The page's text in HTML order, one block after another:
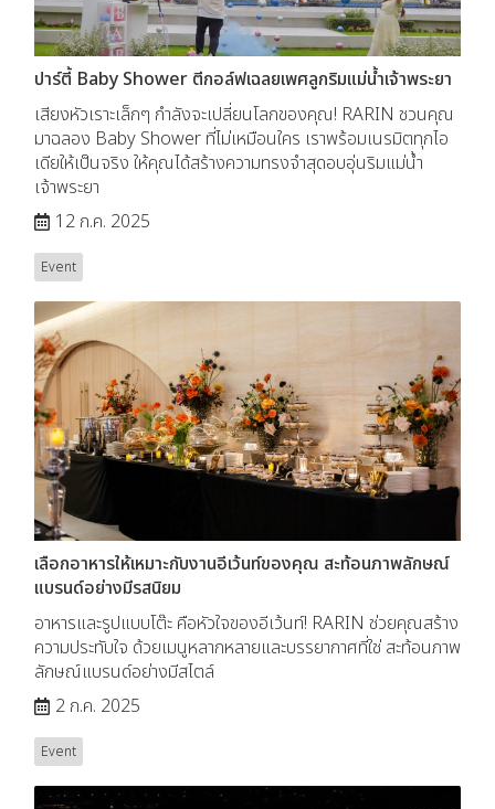
ปาร์ตี้ Baby Shower ตีกอล์ฟเฉลยเพศลูกริมแม่น้ำเจ้าพระยา
เสียงหัวเราะเล็กๆ กำลังจะเปลี่ยนโลกของคุณ! RARIN ชวนคุณ
มาฉลอง Baby Shower ที่ไม่เหมือนใคร เราพร้อมเนรมิตทุกไอ
เดียให้เป็นจริง ให้คุณได้สร้างความทรงจำสุดอบอุ่นริมแม่น้ำ
เจ้าพระยา
12 ก.ค. 2025
Event
เลือกอาหารให้เหมาะกับงานอีเว้นท์ของคุณ สะท้อนภาพลักษณ์
แบรนด์อย่างมีรสนิยม
อาหารและรูปแบบโต๊ะ คือหัวใจของอีเว้นท์! RARIN ช่วยคุณสร้าง
ความประทับใจ ด้วยเมนูหลากหลายและบรรยากาศที่ใช่ สะท้อนภาพ
ลักษณ์แบรนด์อย่างมีสไตล์
2 ก.ค. 2025
Event